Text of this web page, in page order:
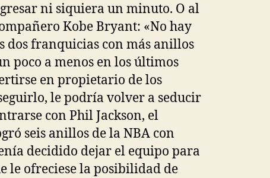
ni siquiera un minuto. O al
Kobe Bryant: «No hay
dos franquicias con más anillos
poco a menos en los últimos
en propietario de los
le podría volver a seducir
con Phil Jackson, el
seis anillos de la NBA con
decidido dejar el equipo para
le ofreciese la posibilidad de